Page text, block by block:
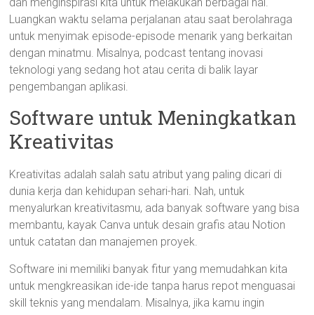
Luangkan waktu selama perjalanan atau saat berolahraga
untuk menyimak episode-episode menarik yang berkaitan
dengan minatmu. Misalnya, podcast tentang inovasi
teknologi yang sedang hot atau cerita di balik layar
pengembangan aplikasi.
Software untuk Meningkatkan
Kreativitas
Kreativitas adalah salah satu atribut yang paling dicari di
dunia kerja dan kehidupan sehari-hari. Nah, untuk
menyalurkan kreativitasmu, ada banyak software yang bisa
membantu, kayak Canva untuk desain grafis atau Notion
untuk catatan dan manajemen proyek.
Software ini memiliki banyak fitur yang memudahkan kita
untuk mengkreasikan ide-ide tanpa harus repot menguasai
skill teknis yang mendalam. Misalnya, jika kamu ingin